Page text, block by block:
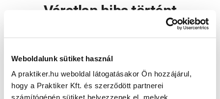
Weboldalunk sütiket használ
A praktiker.hu weboldal látogatásakor Ön hozzájárul,
hogy a Praktiker Kft. és szerződött partnerei
számítógépén sütiket helyezzenek el, melyek
Váratlan hiba történt
Oldal újratöltése